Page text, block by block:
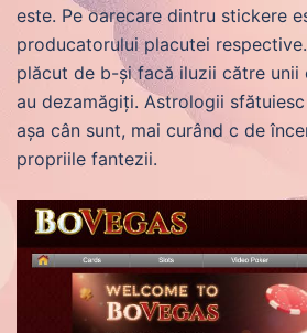
este. Pe oarecare dintru stickere
producatorului placutei
plăcut de b-și facă iluzii către unii
au dezamăgiți. Astrologii
așa cân sunt, mai curând c de
propriile fantezii.